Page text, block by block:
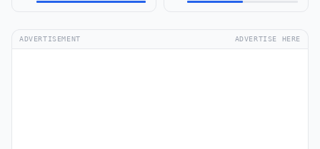
ADVERTISEMENT ADVERTISE HERE